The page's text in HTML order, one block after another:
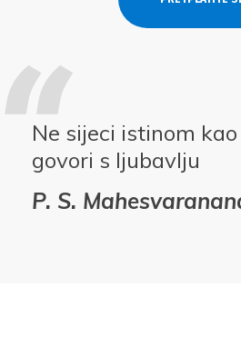
Ne sijeci istinom
govori s ljubavlju
P. S.